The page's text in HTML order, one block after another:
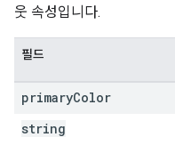
웃 속성입니다.
필드
primaryColor
string